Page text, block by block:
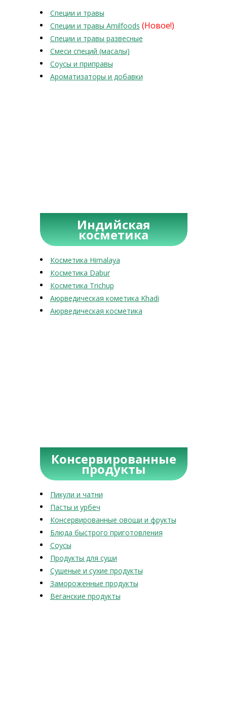
Специи и травы
Специи и травы Amilfoods (Новое!)
Специи и травы развесные
Смеси специй (масалы)
Соусы и приправы
Ароматизаторы и добавки
Индийская
косметика
Косметика Himalaya
Косметика Dabur
Косметика Trichup
Аюрведическая кометика Khadi
Аюрведическая косметика
Консервированные
продукты
Пикули и чатни
Пасты и урбеч
Консервированные овощи и фрукты
Блюда быстрого приготовления
Соусы
Продукты для суши
Сушеные и сухие продукты
Замороженные продукты
Веганские продукты